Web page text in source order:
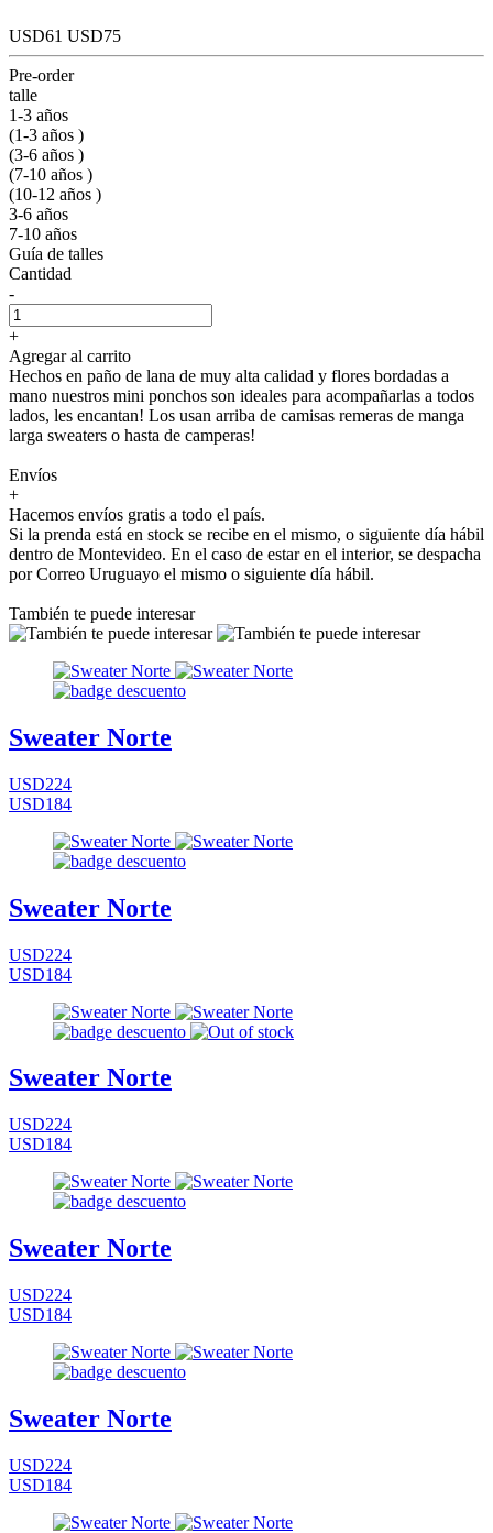
USD61 USD75
Pre-order
talle
1-3 años
(1-3 años )
(3-6 años )
(7-10 años )
(10-12 años )
3-6 años
7-10 años
Guía de talles
Cantidad
-
+
Agregar al carrito
Hechos en paño de lana de muy alta calidad y flores bordadas a
mano nuestros mini ponchos son ideales para acompañarlas a todos
lados, les encantan! Los usan arriba de camisas remeras de manga
larga sweaters o hasta de camperas!
Envíos
+
Hacemos envíos gratis a todo el país.
Si la prenda está en stock se recibe en el mismo, o siguiente día hábil
dentro de Montevideo. En el caso de estar en el interior, se despacha
por Correo Uruguayo el mismo o siguiente día hábil.
También te puede interesar
Sweater Norte
USD224
USD184
Sweater Norte
USD224
USD184
Sweater Norte
USD224
USD184
Sweater Norte
USD224
USD184
Sweater Norte
USD224
USD184